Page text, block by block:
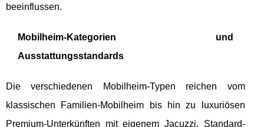
beeinflussen.
Mobilheim-Kategorien und
Ausstattungsstandards
Die verschiedenen Mobilheim-Typen reichen vom
klassischen Familien-Mobilheim bis hin zu luxuriösen
Premium-Unterkünften mit eigenem Jacuzzi. Standard-